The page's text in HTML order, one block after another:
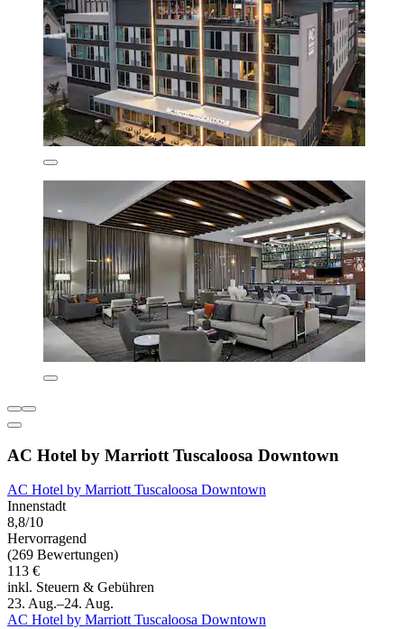
AC Hotel by Marriott Tuscaloosa Downtown
AC Hotel by Marriott Tuscaloosa Downtown
Innenstadt
8,8/10
Hervorragend
(269 Bewertungen)
113 €
inkl. Steuern & Gebühren
23. Aug.–24. Aug.
AC Hotel by Marriott Tuscaloosa Downtown